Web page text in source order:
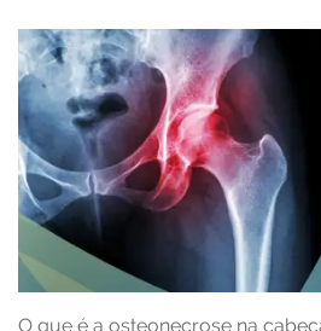
O que é a osteonecrose na